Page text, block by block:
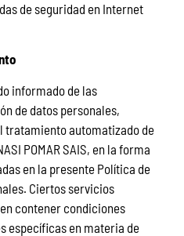
de seguridad en Internet
informado de las
de datos personales,
tratamiento automatizado de
POMAR SAIS, en la forma
en la presente Política de
Ciertos servicios
contener condiciones
específicas en materia de